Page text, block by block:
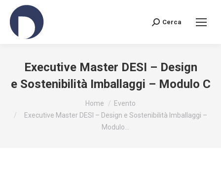
Search:
Cerca
Executive Master DESI – Design
e Sostenibilità Imballaggi – Modulo C
Home
Evento
Executive Master DESI – Design e Sostenibilità Imballaggi –
Modulo…